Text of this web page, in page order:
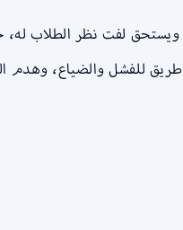
لفت نظر الطلاب له،
للفشل والضياع، وهدم